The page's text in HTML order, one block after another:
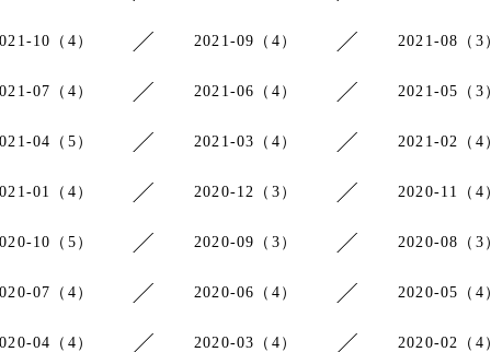
10（4） 2021-09（4） 2021-08（3
07（4） 2021-06（4） 2021-05（3
04（5） 2021-03（4） 2021-02（4
01（4） 2020-12（3） 2020-11（4
10（5） 2020-09（3） 2020-08（3
07（4） 2020-06（4） 2020-05（4
04（4） 2020-03（4） 2020-02（4